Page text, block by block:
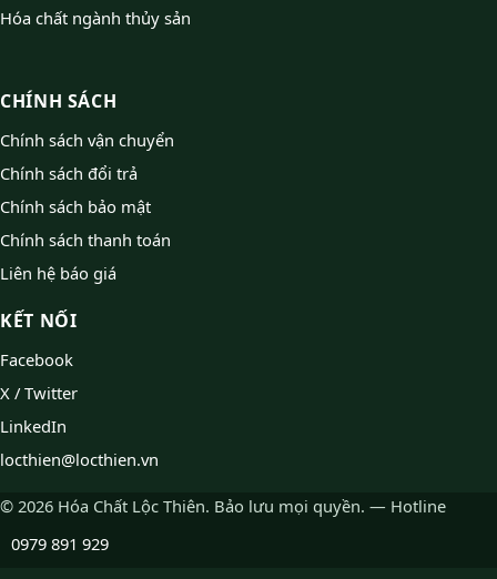
Hóa chất ngành thủy sản
CHÍNH SÁCH
Chính sách vận chuyển
Chính sách đổi trả
Chính sách bảo mật
Chính sách thanh toán
Liên hệ báo giá
KẾT NỐI
Facebook
X / Twitter
LinkedIn
locthien@locthien.vn
© 2026 Hóa Chất Lộc Thiên. Bảo lưu mọi quyền. — Hotline
0979 891 929